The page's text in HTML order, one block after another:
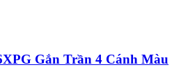
Gắn Trần 4 Cánh Màu